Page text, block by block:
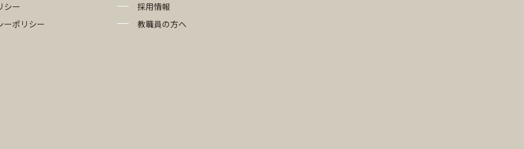
シー
ーポリシー
採用情報
教職員の方へ